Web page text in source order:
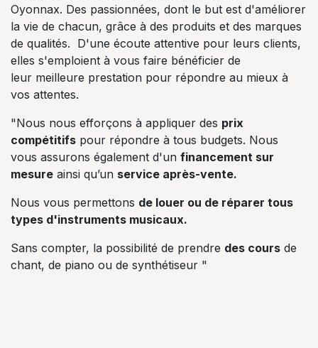
Oyonnax. Des passionnées, dont le but est d'améliorer
la vie de chacun, grâce à des produits et des marques
de qualités. D'une écoute attentive pour leurs clients,
elles s'emploient à vous faire bénéficier de
leur meilleure prestation pour répondre au mieux à
vos attentes.
"Nous nous efforçons à appliquer des prix
compétitifs pour répondre à tous budgets. Nous
vous assurons également d'un financement sur
mesure ainsi qu’un service après-vente.
Nous vous permettons de louer ou de réparer tous
types d'instruments musicaux.
Sans compter, la possibilité de prendre des cours de
chant, de piano ou de synthétiseur "